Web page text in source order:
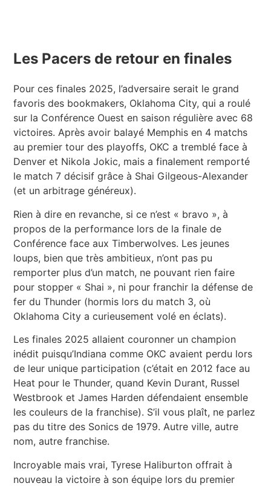
Les Pacers de retour en finales
Pour ces finales 2025, l’adversaire serait le grand
favoris des bookmakers, Oklahoma City, qui a roulé
sur la Conférence Ouest en saison régulière avec 68
victoires. Après avoir balayé Memphis en 4 matchs
au premier tour des playoffs, OKC a tremblé face à
Denver et Nikola Jokic, mais a finalement remporté
le match 7 décisif grâce à Shai Gilgeous-Alexander
(et un arbitrage généreux).
Rien à dire en revanche, si ce n’est « bravo », à
propos de la performance lors de la finale de
Conférence face aux Timberwolves. Les jeunes
loups, bien que très ambitieux, n’ont pas pu
remporter plus d’un match, ne pouvant rien faire
pour stopper « Shai », ni pour franchir la défense de
fer du Thunder (hormis lors du match 3, où
Oklahoma City a curieusement volé en éclats).
Les finales 2025 allaient couronner un champion
inédit puisqu’Indiana comme OKC avaient perdu lors
de leur unique participation (c’était en 2012 face au
Heat pour le Thunder, quand Kevin Durant, Russel
Westbrook et James Harden défendaient ensemble
les couleurs de la franchise). S’il vous plaît, ne parlez
pas du titre des Sonics de 1979. Autre ville, autre
nom, autre franchise.
Incroyable mais vrai, Tyrese Haliburton offrait à
nouveau la victoire à son équipe lors du premier